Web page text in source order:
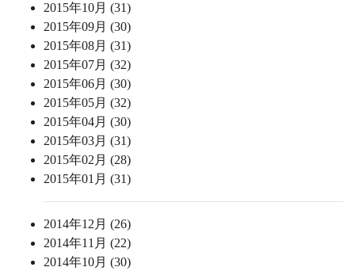
2015年10月 (31)
2015年09月 (30)
2015年08月 (31)
2015年07月 (32)
2015年06月 (30)
2015年05月 (32)
2015年04月 (30)
2015年03月 (31)
2015年02月 (28)
2015年01月 (31)
2014年12月 (26)
2014年11月 (22)
2014年10月 (30)